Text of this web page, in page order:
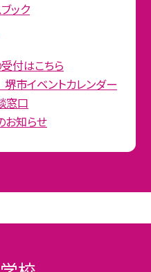
ック
付はこちら
市イベントカレンダー
窓口
お知らせ